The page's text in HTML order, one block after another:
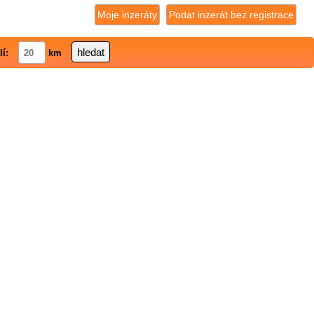
Podat inzerát bez registrace
Moje inzeráty
km